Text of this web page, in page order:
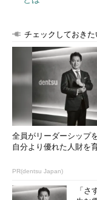
チェックしておき
全員がリーダーシップ
自分より優れた人財を
PR(dentsu Japan)
「さ